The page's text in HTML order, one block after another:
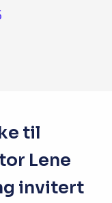
til
Lene
invitert